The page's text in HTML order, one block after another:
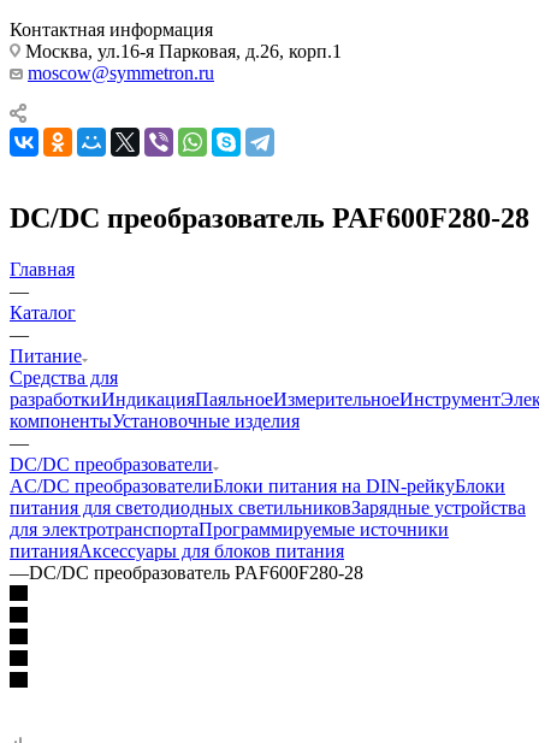
Контактная информация
Москва, ул.16-я Парковая, д.26, корп.1
moscow@symmetron.ru
DC/DC преобразователь PAF600F280-28
Главная
—
Каталог
—
Питание
Средства для
разработкиИндикацияПаяльноеИзмерительноеИнструмент
компонентыУстановочные изделия
—
DC/DC преобразователи
AC/DC преобразователиБлоки питания на DIN-рейкуБлоки
питания для светодиодных светильниковЗарядные устройства
для электротранспортаПрограммируемые источники
питанияАксессуары для блоков питания
—DC/DC преобразователь PAF600F280-28